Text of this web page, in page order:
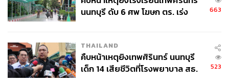
โนทัย บอกว่าประเทศไทยเหลือเวลาอีก 1-2 ปี หากนานไป
หรือแม้แต่อุตสาหกรรมยานยนต์ที่เป็นกระดูกสันหลัง แม้ว่า
จะมีหรือไม่มี EV สัญชาติจีน ชนาพรรณ จึงรุ่งเรืองกิจ ฉาย
นนทบุรี ดับ 6 ศพ โฆษก ตร. เร่ง
663
THAILAND
คืบหน้าเหตุยิงเทพศิรินทร์ นนทบุรี
เด็ก 14 เสียชีวิตที่โรงพยาบาล สธ.
523